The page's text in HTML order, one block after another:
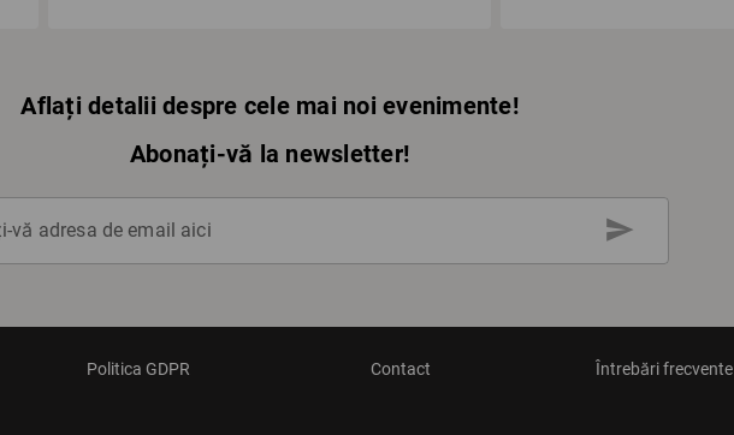
Aflați detalii despre cele mai noi evenimente!
Abonați-vă la newsletter!
vă adresa de email aici send
Politica GDPR Contact Întrebări frecvente